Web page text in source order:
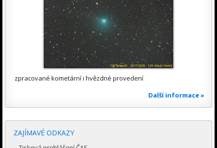
zpracované kometární i hvězdné provedení
Další informace »
ZAJÍMAVÉ ODKAZY